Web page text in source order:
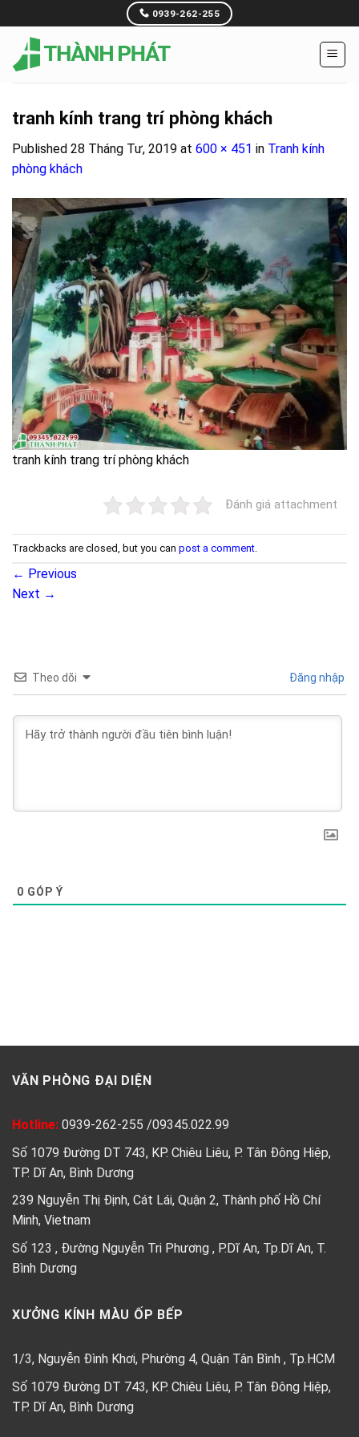
to
content
0939-262-255
tranh kính trang trí phòng khách
Published 28 Tháng Tư, 2019 at 600 × 451 in Tranh kính
phòng khách
tranh kính trang trí phòng khách
Đánh giá attachment
Trackbacks are closed, but you can post a comment
← Previous
Next →
Theo dõi Đăng nhập
0 GÓP Ý
VĂN PHÒNG ĐẠI DIỆN
Hotline: 0939-262-255 /09345.022.99
Số 1079 Đường DT 743, KP. Chiêu Liêu, P. Tân Đông Hiệp,
TP. Dĩ An, Bình Dương
239 Nguyễn Thị Định, Cát Lái, Quận 2, Thành phố Hồ Chí
Minh, Vietnam
Số 123 , Đường Nguyễn Tri Phương , P.Dĩ An, Tp.Dĩ An, T.
Bình Dương
XƯỞNG KÍNH MÀU ỐP BẾP
1/3, Nguyễn Đình Khơi, Phường 4, Quận Tân Bình , Tp.HCM
Số 1079 Đường DT 743, KP. Chiêu Liêu, P. Tân Đông Hiệp,
TP. Dĩ An, Bình Dương